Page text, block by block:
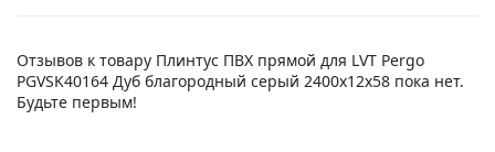
Отзывов к товару Плинтус ПВХ прямой для LVT Pergo
PGVSK40164 Дуб благородный серый 2400х12х58 пока нет.
Будьте первым!